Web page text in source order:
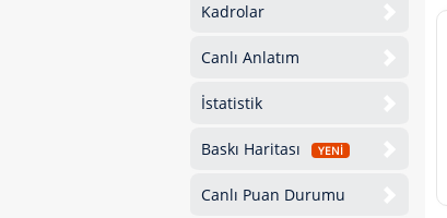
Kadrolar
Canlı Anlatım
İstatistik
Baskı Haritası YENİ
Canlı Puan Durumu